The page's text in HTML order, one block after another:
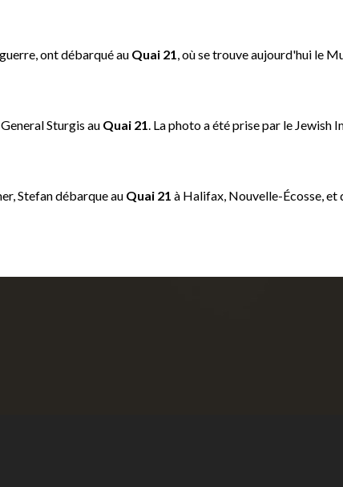
ont débarqué au Quai 21, où se trouve aujourd'hui le
Sturgis au Quai 21. La photo a été prise par le Jewish
Stefan débarque au Quai 21 à Halifax, Nouvelle-Écosse,